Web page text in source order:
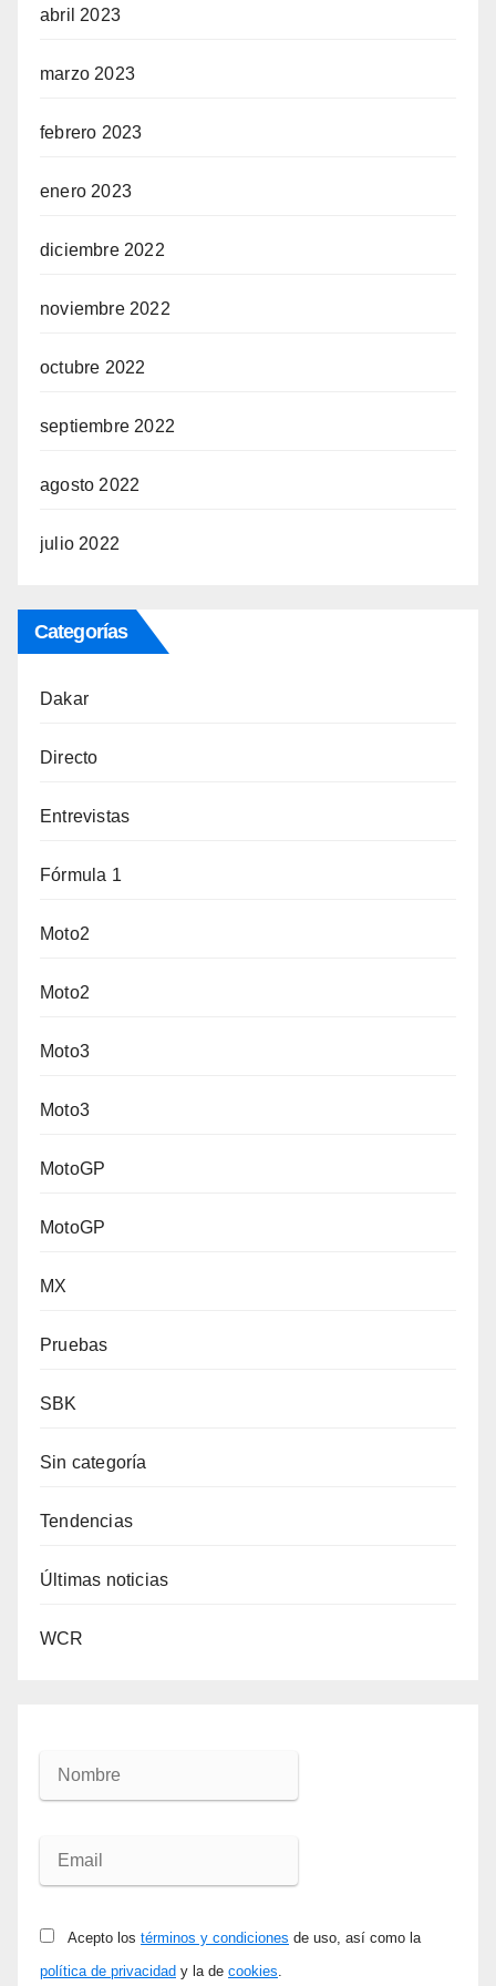
abril 2023
marzo 2023
febrero 2023
enero 2023
diciembre 2022
noviembre 2022
octubre 2022
septiembre 2022
agosto 2022
julio 2022
Categorías
Dakar
Directo
Entrevistas
Fórmula 1
Moto2
Moto2
Moto3
Moto3
MotoGP
MotoGP
MX
Pruebas
SBK
Sin categoría
Tendencias
Últimas noticias
WCR
Acepto los términos y condiciones de uso, así como la
política de privacidad y la de cookies.